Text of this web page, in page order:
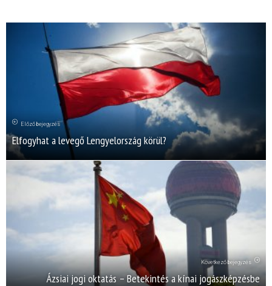
Előző bejegyzés
Elfogyhat a levegő Lengyelország körül?
Következő bejegyzés
Ázsiai jogi oktatás – Betekintés a kínai jogászképzésbe